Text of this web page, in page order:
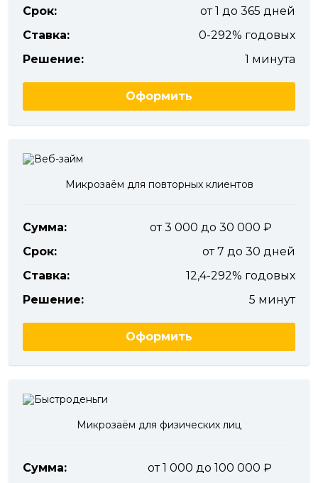
Срок:
от 1 до 365 дней
Ставка:
0-292% годовых
Решение:
1 минута
Оформить
Микрозаём для повторных клиентов
Сумма:
от 3 000 до 30 000
Срок:
от 7 до 30 дней
Ставка:
12,4-292% годовых
Решение:
5 минут
Оформить
Микрозаём для физических лиц
Сумма:
от 1 000 до 100 000